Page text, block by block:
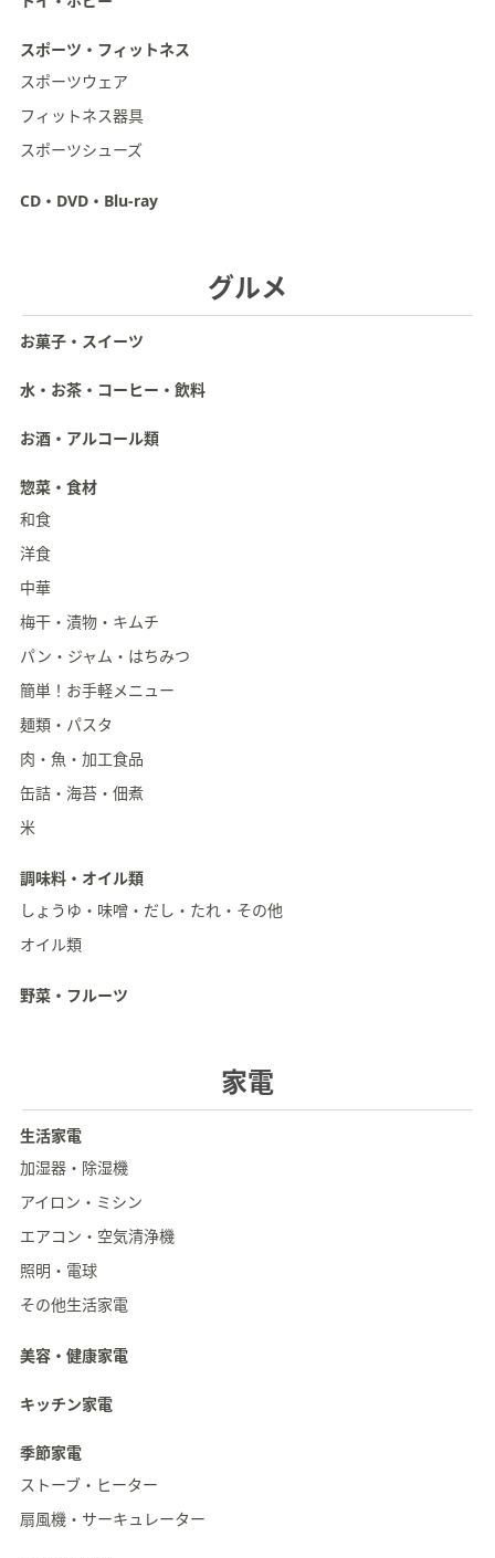
スポーツ・フィットネス
スポーツウェア
フィットネス器具
スポーツシューズ
CD・DVD・Blu-ray
グルメ
お菓子・スイーツ
水・お茶・コーヒー・飲料
お酒・アルコール類
惣菜・食材
和食
洋食
中華
梅干・漬物・キムチ
パン・ジャム・はちみつ
簡単！お手軽メニュー
麺類・パスタ
肉・魚・加工食品
缶詰・海苔・佃煮
米
調味料・オイル類
しょうゆ・味噌・だし・たれ・その他
オイル類
野菜・フルーツ
家電
生活家電
加湿器・除湿機
アイロン・ミシン
エアコン・空気清浄機
照明・電球
その他生活家電
美容・健康家電
キッチン家電
季節家電
ストーブ・ヒーター
扇風機・サーキュレーター